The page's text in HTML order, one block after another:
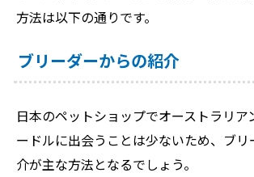
方法は以下の通りです。
ブリーダーからの紹介
日本のペットショップでオーストラリア
ードルに出会うことは少ないため、ブ
介が主な方法となるでしょう。